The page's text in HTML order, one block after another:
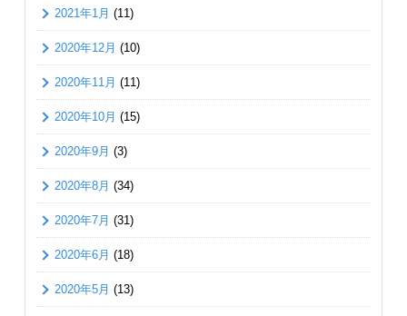
2021年1月 (11)
2020年12月 (10)
2020年11月 (11)
2020年10月 (15)
2020年9月 (3)
2020年8月 (34)
2020年7月 (31)
2020年6月 (18)
2020年5月 (13)